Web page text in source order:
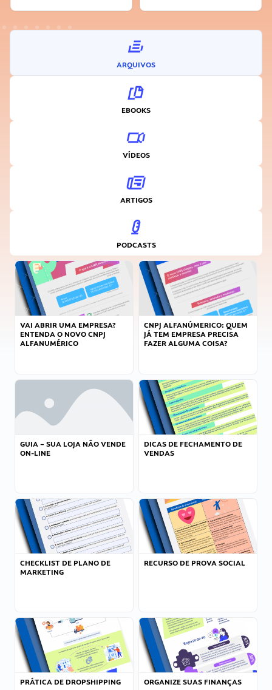
ARQUIVOS
EBOOKS
VÍDEOS
ARTIGOS
PODCASTS
VAI ABRIR UMA EMPRESA?
ENTENDA O NOVO CNPJ
ALFANUMÉRICO
CNPJ ALFANÚMERICO: QUEM
JÁ TEM EMPRESA PRECISA
FAZER ALGUMA COISA?
GUIA – SUA LOJA NÃO VENDE
ON-LINE
DICAS DE FECHAMENTO DE
VENDAS
CHECKLIST DE PLANO DE
MARKETING
RECURSO DE PROVA SOCIAL
PRÁTICA DE DROPSHIPPING ORGANIZE SUAS FINANÇAS